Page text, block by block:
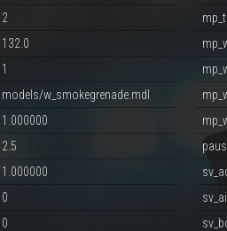
2
132.0
1
models/w_smokegrenade.mdl
1.000000
2.5
1.000000
0
0